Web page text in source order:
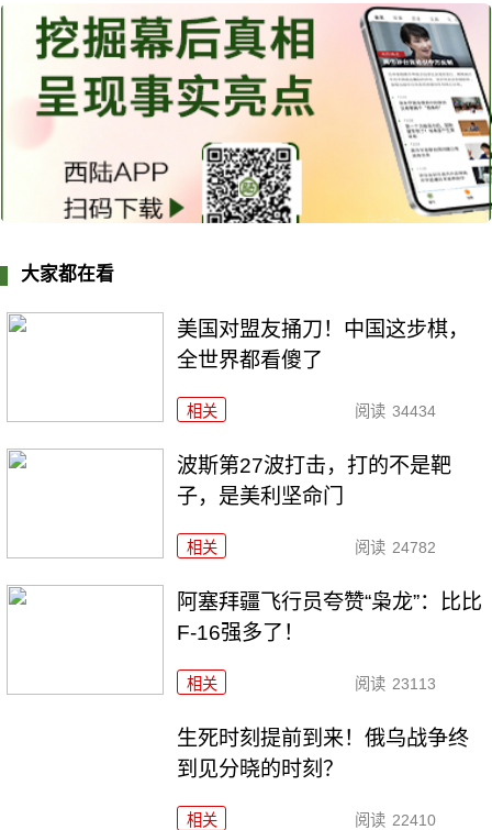
大家都在看
美国对盟友捅刀！中国这步棋，
全世界都看傻了
相关 阅读 34434
波斯第27波打击，打的不是靶
子，是美利坚命门
相关 阅读 24782
阿塞拜疆飞行员夸赞“枭龙”：比比
F-16强多了！
相关 阅读 23113
生死时刻提前到来！俄乌战争终
到见分晓的时刻？
相关 阅读 22410